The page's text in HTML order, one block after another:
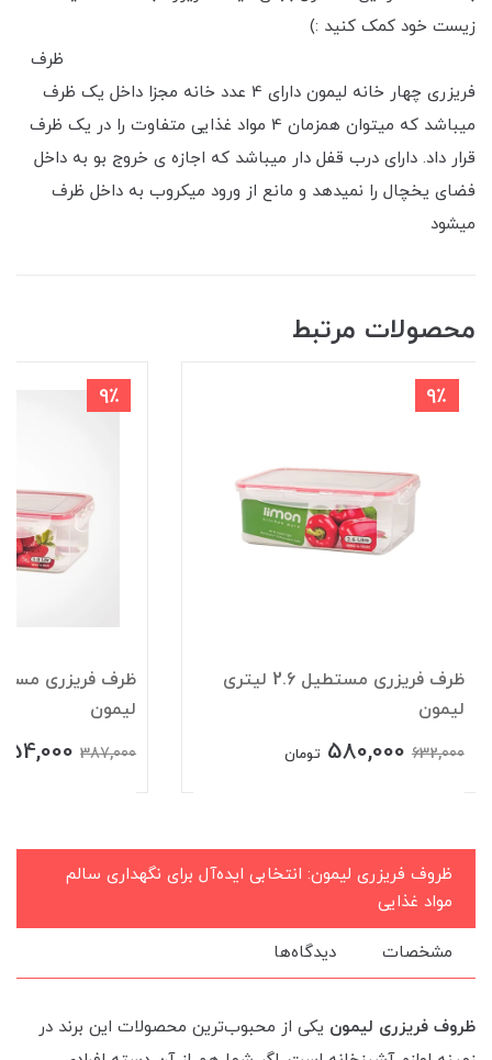
زیست خود کمک کنید :)
ظرف
فریزری چهار خانه لیمون دارای 4 عدد خانه مجزا داخل یک ظرف
میباشد که میتوان همزمان 4 مواد غذایی متفاوت را در یک ظرف
قرار داد. دارای درب قفل دار میباشد که اجازه ی خروج بو به داخل
فضای یخچال را نمیدهد و مانع از ورود میکروب به داخل ظرف
میشود
محصولات مرتبط
ظرف فریزری مستطیل 2.6 لیتری
تومان
ظرف فریزری مستطیلی 1 لیتر
387,000 تومان
ظروف فریزری لیمون: انتخابی ایده‌آل برای نگهداری سالم
مواد غذایی
مشخصات دیدگاه‌ها
ظروف فریزری لیمون یکی از محبوب‌ترین محصولات این برند در